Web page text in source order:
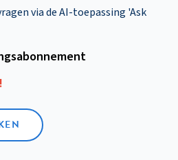
via de AI-toepassing 'Ask